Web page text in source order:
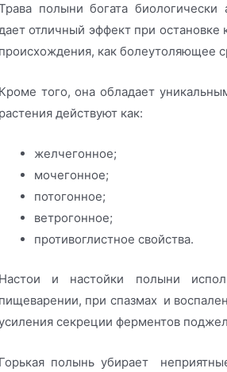
полыни богата
отличный эффект при
происхождения, как болеутоляющее
Кроме того, она обладает
растения действуют как:
желчегонное;
мочегонное;
потогонное;
ветрогонное;
противоглистное свойства.
Настои и настойки полыни
пищеварении, при спазмах и
секреции ферментов
Горькая полынь убирает